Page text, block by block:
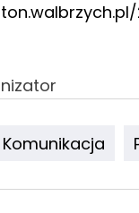
Komunikacja